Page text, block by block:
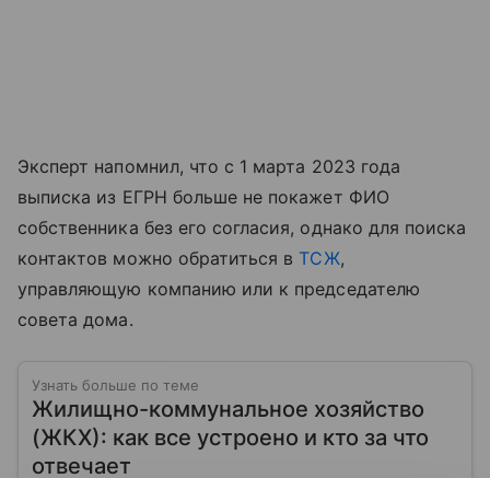
Эксперт напомнил, что с 1 марта 2023 года
выписка из ЕГРН больше не покажет ФИО
собственника без его согласия, однако для поиска
контактов можно обратиться в ТСЖ,
управляющую компанию или к председателю
совета дома.
Узнать больше по теме
Жилищно-коммунальное хозяйство
(ЖКХ): как все устроено и кто за что
отвечает